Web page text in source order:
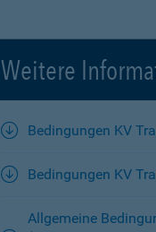
Weitere
Bedingungen KV
Bedingungen KV
Allgemeine